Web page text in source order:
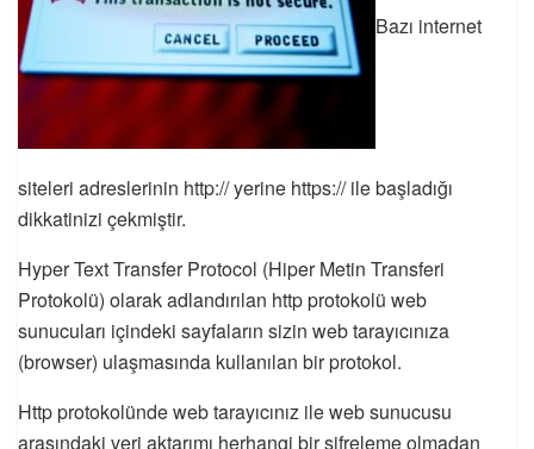
Bazı internet
siteleri adreslerinin http:// yerine https:// ile başladığı
dikkatinizi çekmiştir.
Hyper Text Transfer Protocol (Hiper Metin Transferi
Protokolü) olarak adlandırılan http protokolü web
sunucuları içindeki sayfaların sizin web tarayıcınıza
(browser) ulaşmasında kullanılan bir protokol.
Http protokolünde web tarayıcınız ile web sunucusu
arasındaki veri aktarımı herhangi bir şifreleme olmadan